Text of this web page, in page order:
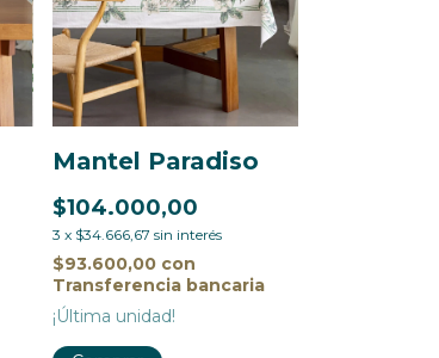
Mantel Paradiso
$104.000,00
3 x $34.666,67 sin interés
$93.600,00 con
Transferencia bancaria
¡Última unidad!